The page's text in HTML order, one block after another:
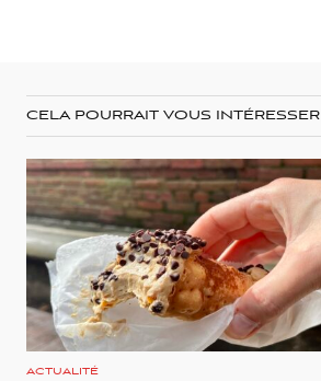
CELA POURRAIT VOUS INTÉRESSER
ACTUALITÉ